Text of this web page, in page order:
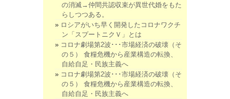
の消滅→仲間共認収束が異世代婚をもた
らしつつある。
ロシアがいち早く開発したコロナワクチ
ン「スプートニクＶ」とは
コロナ劇場第2波･･･市場経済の破壊（そ
の５） 食糧危機から産業構造の転換、
自給自足・民族主義へ
コロナ劇場第2波･･･市場経済の破壊（そ
の５） 食糧危機から産業構造の転換、
自給自足・民族主義へ